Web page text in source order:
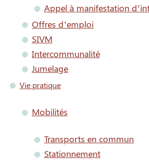
Appel à manifestation
Offres d’emploi
SIVM
Intercommunalité
Jumelage
Vie pratique
Mobilités
Transports en commun
Stationnement